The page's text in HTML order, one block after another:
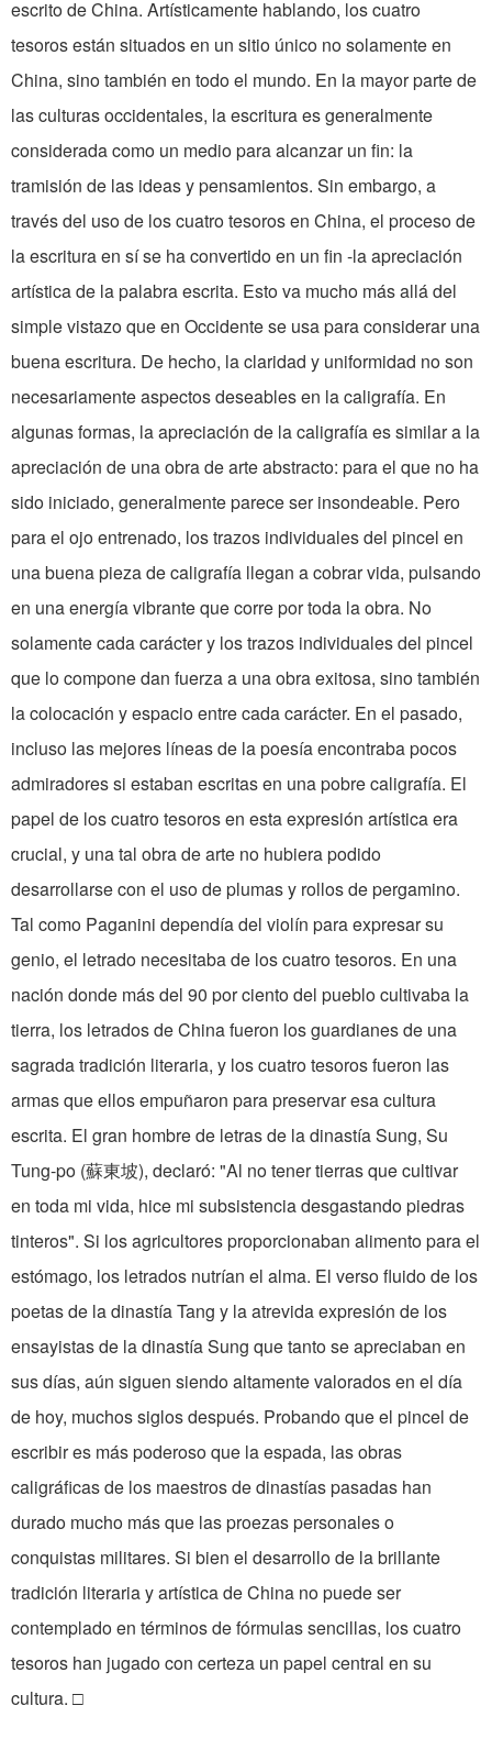
escrito de China. Artísticamente hablando, los cuatro
tesoros están situados en un sitio único no solamente en
China, sino también en todo el mundo. En la mayor parte de
las culturas occidentales, la escritura es generalmente
considerada como un medio para alcanzar un fin: la
tramisión de las ideas y pensamientos. Sin embargo, a
través del uso de los cuatro tesoros en China, el proceso de
la escritura en sí se ha convertido en un fin -la apreciación
artística de la palabra escrita. Esto va mucho más allá del
simple vistazo que en Occidente se usa para considerar una
buena escritura. De hecho, la claridad y uniformidad no son
necesariamente aspectos deseables en la caligrafía. En
algunas formas, la apreciación de la caligrafía es similar a la
apreciación de una obra de arte abstracto: para el que no ha
sido iniciado, generalmente parece ser insondeable. Pero
para el ojo entrenado, los trazos individuales del pincel en
una buena pieza de caligrafía llegan a cobrar vida, pulsando
en una energía vibrante que corre por toda la obra. No
solamente cada carácter y los trazos individuales del pincel
que lo compone dan fuerza a una obra exitosa, sino también
la colocación y espacio entre cada carácter. En el pasado,
incluso las mejores líneas de la poesía encontraba pocos
admiradores si estaban escritas en una pobre caligrafía. El
papel de los cuatro tesoros en esta expresión artística era
crucial, y una tal obra de arte no hubiera podido
desarrollarse con el uso de plumas y rollos de pergamino.
Tal como Paganini dependía del violín para expresar su
genio, el letrado necesitaba de los cuatro tesoros. En una
nación donde más del 90 por ciento del pueblo cultivaba la
tierra, los letrados de China fueron los guardianes de una
sagrada tradición literaria, y los cuatro tesoros fueron las
armas que ellos empuñaron para preservar esa cultura
escrita. El gran hombre de letras de la dinastía Sung, Su
Tung-po (蘇東坡), declaró: "Al no tener tierras que cultivar
en toda mi vida, hice mi subsistencia desgastando piedras
tinteros". Si los agricultores proporcionaban alimento para el
estómago, los letrados nutrían el alma. El verso fluido de los
poetas de la dinastía Tang y la atrevida expresión de los
ensayistas de la dinastía Sung que tanto se apreciaban en
sus días, aún siguen siendo altamente valorados en el día
de hoy, muchos siglos después. Probando que el pincel de
escribir es más poderoso que la espada, las obras
caligráficas de los maestros de dinastías pasadas han
durado mucho más que las proezas personales o
conquistas militares. Si bien el desarrollo de la brillante
tradición literaria y artística de China no puede ser
contemplado en términos de fórmulas sencillas, los cuatro
tesoros han jugado con certeza un papel central en su
cultura. □